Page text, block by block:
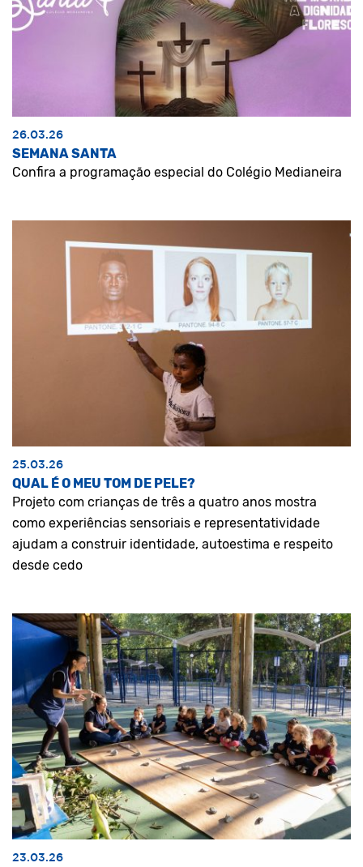
26.03.26
SEMANA SANTA
Confira a programação especial do Colégio Medianeira
25.03.26
QUAL É O MEU TOM DE PELE?
Projeto com crianças de três a quatro anos mostra
como experiências sensoriais e representatividade
ajudam a construir identidade, autoestima e respeito
desde cedo
23.03.26